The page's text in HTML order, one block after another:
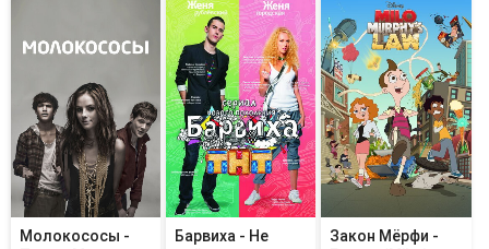
Молокососы -
Барвиха - Не
Закон Мёрфи -